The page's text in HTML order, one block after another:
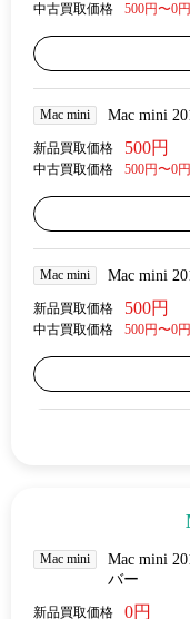
中古買取価格 500円〜0円
Mac mini Mac mini
新品買取価格 500円
中古買取価格 500円〜0円
Mac mini Mac mini
新品買取価格 500円
中古買取価格 500円〜0円
Mac mini
Mac mini
バー
新品買取価格 0円